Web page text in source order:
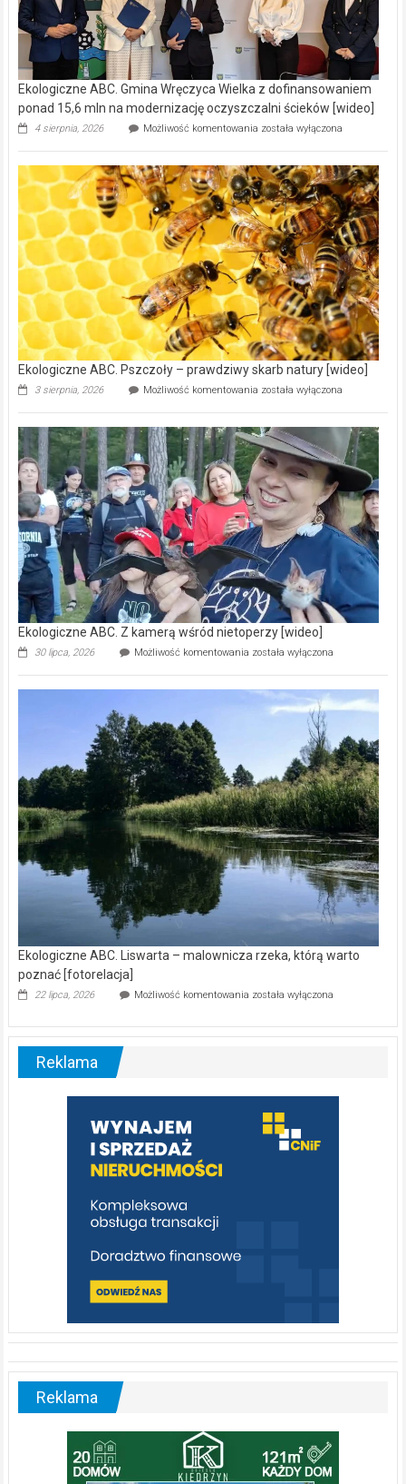
Ekologiczne ABC. Gmina Wręczyca Wielka z dofinansowaniem
ponad 15,6 mln na modernizację oczyszczalni ścieków [wideo]
4 sierpnia, 2026 Możliwość komentowania Ekologiczne
Wręczyca
Wielka
z
dofinansowaniem
ponad
15,6
mln
na
modernizację
oczyszczalni
ścieków
[wideo]
została wyłączona
Ekologiczne ABC. Pszczoły – prawdziwy skarb natury [wideo]
3 sierpnia, 2026 Możliwość komentowania Ekologiczne
–
prawdziwy
skarb
natury
[wideo]
została wyłączona
Ekologiczne ABC. Z kamerą wśród nietoperzy [wideo]
30 lipca, 2026 Możliwość komentowania Ekologiczne
kamerą
wśród
została wyłączona
Ekologiczne ABC. Liswarta – malownicza rzeka, którą warto
poznać [fotorelacja]
22 lipca, 2026 Możliwość komentowania Ekologiczne
–
warto
poznać
[fotorelacja]
została wyłączona
Reklama
Reklama